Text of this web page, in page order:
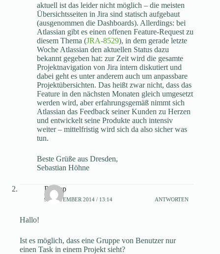
aktuell ist das leider nicht möglich – die meisten
Übersichtsseiten in Jira sind statisch aufgebaut
(ausgenommen die Dashboards). Allerdings: bei
Atlassian gibt es einen offenen Feature-Request zu
diesem Thema (JRA-8529), in dem gerade letzte
Woche Atlassian den aktuellen Status dazu
bekannt gegeben hat: zur Zeit wird die gesamte
Projektnavigation von Jira intern diskutiert und
dabei geht es unter anderem auch um anpassbare
Projektübersichten. Das heißt zwar nicht, dass das
Feature in den nächsten Monaten gleich umgesetzt
werden wird, aber erfahrungsgemäß nimmt sich
Atlassian das Feedback seiner Kunden zu Herzen
und entwickelt seine Produkte auch intensiv
weiter – mittelfristig wird sich da also sicher was
tun.
Beste Grüße aus Dresden,
Sebastian Höhne
Philipp
9. SEPTEMBER 2014 / 13:14 ANTWORTEN
Hallo!
Ist es möglich, dass eine Gruppe von Benutzer nur
einen Task in einem Projekt sieht?